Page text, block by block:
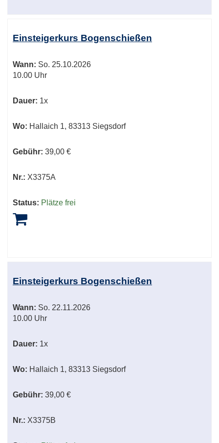
Einsteigerkurs Bogenschießen
Wann: So. 25.10.2026
10.00 Uhr
Dauer: 1x
Wo: Hallaich 1, 83313 Siegsdorf
Gebühr: 39,00 €
Nr.: X3375A
Status: Plätze frei
Einsteigerkurs Bogenschießen
Wann: So. 22.11.2026
10.00 Uhr
Dauer: 1x
Wo: Hallaich 1, 83313 Siegsdorf
Gebühr: 39,00 €
Nr.: X3375B